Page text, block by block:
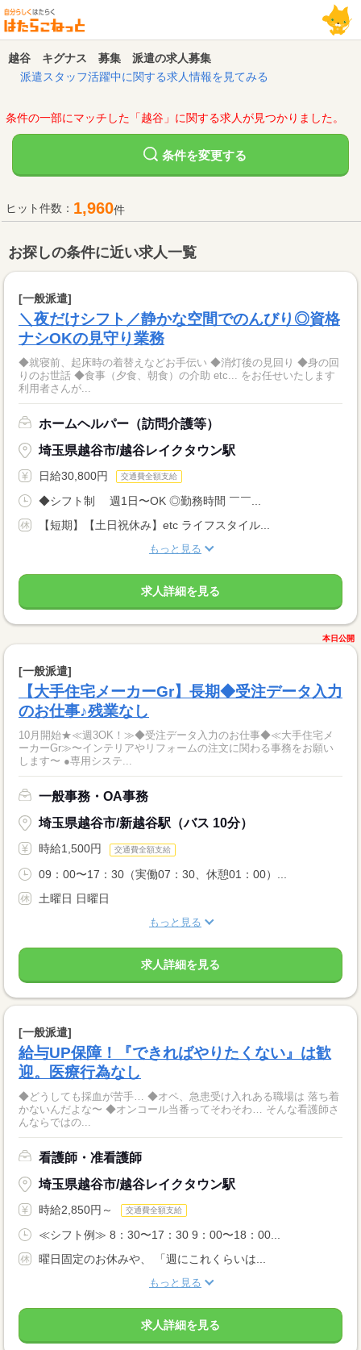
越谷 キグナス 募集 派遣の求人募集
派遣スタッフ活躍中に関する求人情報を見てみる
条件の一部にマッチした「越谷」に関する求人が見つかりました。
条件を変更する
ヒット件数： 1,960件
お探しの条件に近い求人一覧
[一般派遣]
＼夜だけシフト／静かな空間でのんびり◎資格
ナシOKの見守り業務
◆就寝前、起床時の着替えなどお手伝い ◆消灯後の見回り ◆身の回
りのお世話 ◆食事（夕食、朝食）の介助 etc... をお任せいたします
利用者さんが...
ホームヘルパー（訪問介護等）
埼玉県越谷市/越谷レイクタウン駅
日給30,800円 交通費全額支給
◆シフト制 週1日〜OK ◎勤務時間 ￣￣...
【短期】【土日祝休み】etc ライフスタイル...
もっと見る
求人詳細を見る
本日公開
[一般派遣]
【大手住宅メーカーGr】長期◆受注データ入力
のお仕事♪残業なし
10月開始★≪週3OK！≫◆受注データ入力のお仕事◆≪大手住宅メ
ーカーGr≫〜インテリアやリフォームの注文に関わる事務をお願い
します〜 ●専用システ...
一般事務・OA事務
埼玉県越谷市/新越谷駅（バス 10分）
時給1,500円 交通費全額支給
09：00〜17：30（実働07：30、休憩01：00）...
土曜日 日曜日
もっと見る
求人詳細を見る
[一般派遣]
給与UP保障！『できればやりたくない』は歓
迎。医療行為なし
◆どうしても採血が苦手… ◆オペ、急患受け入れある職場は 落ち着
かないんだよな〜 ◆オンコール当番ってそわそわ… そんな看護師さ
んならではの...
看護師・准看護師
埼玉県越谷市/越谷レイクタウン駅
時給2,850円～ 交通費全額支給
≪シフト例≫ 8：30〜17：30 9：00〜18：00...
曜日固定のお休みや、 「週にこれくらいは...
もっと見る
求人詳細を見る